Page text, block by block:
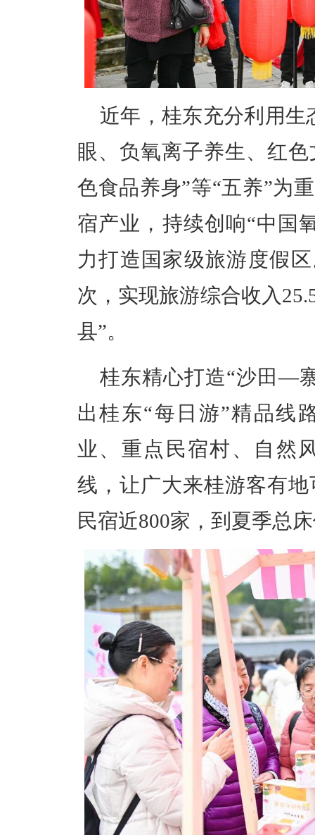
近年，桂东充分利用生
眼、负氧离子养生、红
色食品养身”等“五养”为
宿产业，持续创响“中国
力打造国家级旅游度假
次，实现旅游综合收入
县”。
桂东精心打造“沙田—
出桂东“每日游”精品线
业、重点民宿村、自然
线，让广大来桂游客有
民宿近800家，到夏季总